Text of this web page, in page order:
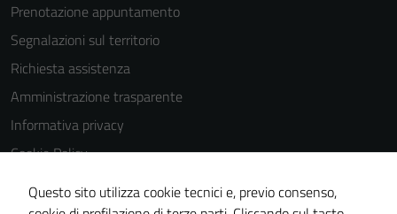
Prenotazione appuntamento
Segnalazioni sul territorio
Richiesta assistenza
Amministrazione trasparente
Informativa privacy
Cookie Policy
Note legali
Dichiarazione di accessibilità
Questo sito utilizza cookie tecnici e, previo consenso,